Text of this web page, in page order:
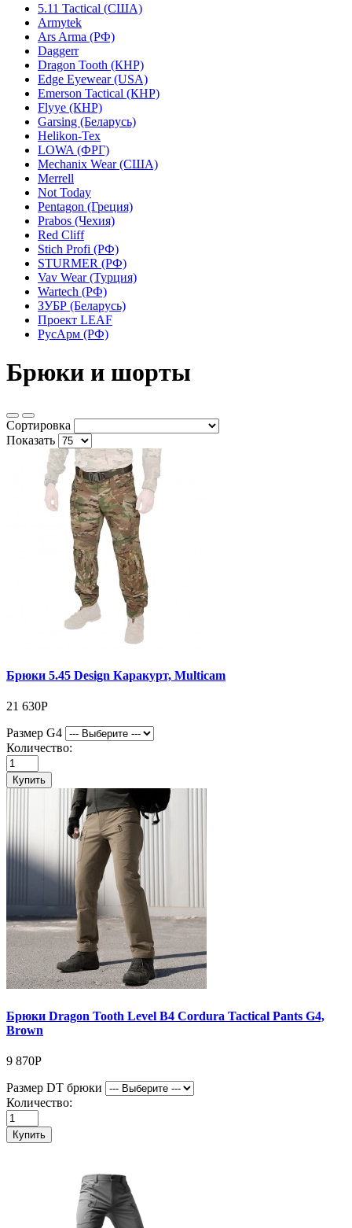
5.11 Tactical (США)
Armytek
Ars Arma (РФ)
Daggerr
Dragon Tooth (КНР)
Edge Eyewear (USA)
Emerson Tactical (КНР)
Flyye (КНР)
Garsing (Беларусь)
Helikon-Tex
LOWA (ФРГ)
Mechanix Wear (США)
Merrell
Not Today
Pentagon (Греция)
Prabos (Чехия)
Red Cliff
Stich Profi (РФ)
STURMER (РФ)
Vav Wear (Турция)
Wartech (РФ)
ЗУБР (Беларусь)
Проект LEAF
РусАрм (РФ)
Брюки и шорты
Сортировка
Показать
Брюки 5.45 Design Каракурт, Multicam
21 630Р
Размер G4
Количество:
Купить
Брюки Dragon Tooth Level B4 Cordura Tactical Pants G4,
Brown
9 870Р
Размер DT брюки
Количество:
Купить